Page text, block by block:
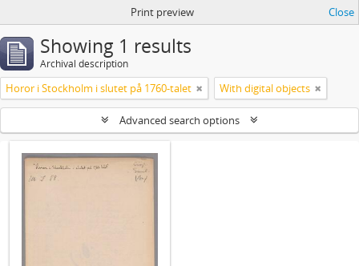
Print preview Close
Showing 1 results
Archival description
Horor i Stockholm i slutet på 1760-talet With digital objects
Advanced search options